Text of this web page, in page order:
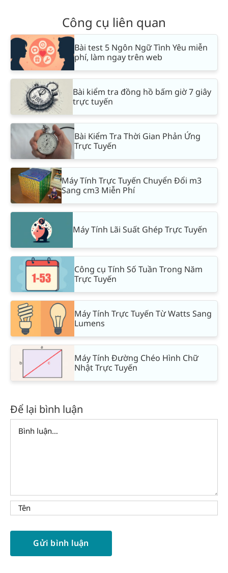
Công cụ liên quan
Bài test 5 Ngôn Ngữ Tình Yêu miễn
phí, làm ngay trên web
Bài kiểm tra đồng hồ bấm giờ 7 giây
trực tuyến
Bài Kiểm Tra Thời Gian Phản Ứng
Trực Tuyến
Máy Tính Trực Tuyến Chuyển Đổi m3
Sang cm3 Miễn Phí
Máy Tính Lãi Suất Ghép Trực Tuyến
Công cụ Tính Số Tuần Trong Năm
Trực Tuyến
Máy Tính Trực Tuyến Từ Watts Sang
Lumens
Máy Tính Đường Chéo Hình Chữ
Nhật Trực Tuyến
Để lại bình luận